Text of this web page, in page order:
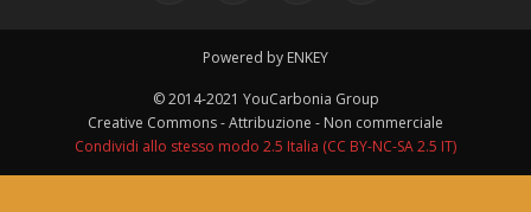
Powered by ENKEY
© 2014-2021 YouCarbonia Group
Creative Commons - Attribuzione - Non commerciale
Condividi allo stesso modo 2.5 Italia (CC BY-NC-SA 2.5 IT)